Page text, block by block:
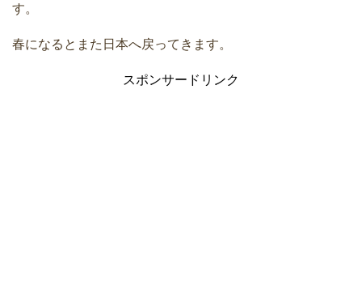
す。
春になるとまた日本へ戻ってきます。
スポンサードリンク